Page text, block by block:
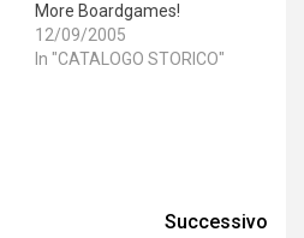
More Boardgames!
12/09/2005
In "CATALOGO STORICO"
Successivo